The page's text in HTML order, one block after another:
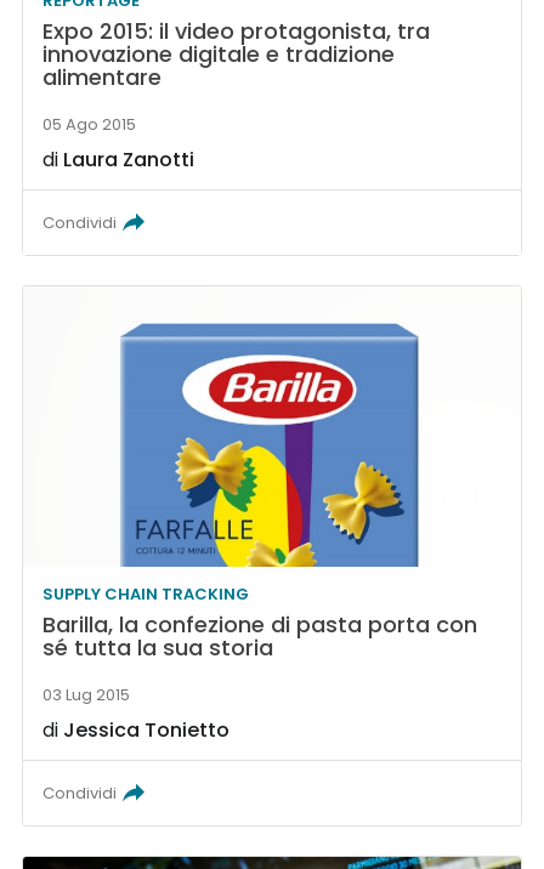
Expo 2015: il video protagonista, tra
innovazione digitale e tradizione
alimentare
05 Ago 2015
di Laura Zanotti
Condividi
SUPPLY CHAIN TRACKING
Barilla, la confezione di pasta porta con
sé tutta la sua storia
03 Lug 2015
di Jessica Tonietto
Condividi